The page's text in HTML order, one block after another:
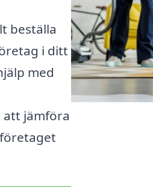
beställa
i ditt
med
jämföra